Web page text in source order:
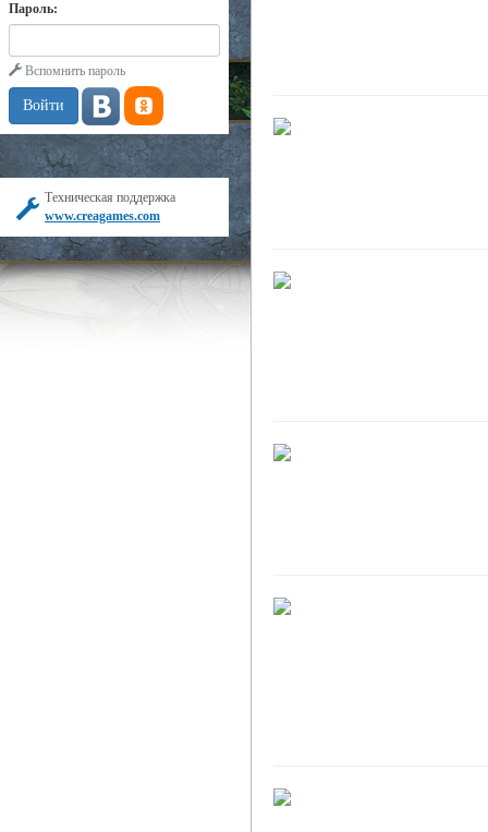
Пароль:
Вспомнить пароль
Техническая поддержка
www.creagames.com